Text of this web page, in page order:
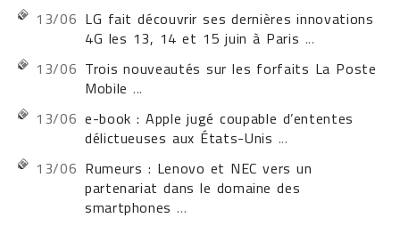
13/06 LG fait découvrir ses dernières innovations
4G les 13, 14 et 15 juin à Paris ...
13/06 Trois nouveautés sur les forfaits La Poste
Mobile ...
13/06 e-book : Apple jugé coupable d’ententes
délictueuses aux États-Unis ...
13/06 Rumeurs : Lenovo et NEC vers un
partenariat dans le domaine des
smartphones ...